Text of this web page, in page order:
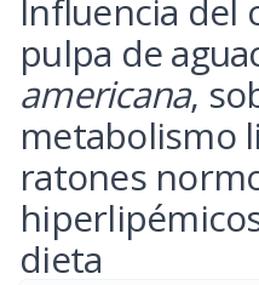
Influencia del
pulpa de
americana,
metabolismo
ratones
dieta